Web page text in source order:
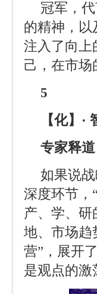
冠军，
的精神，以
注入了向上
己，在市场
5
【化】·
专家释
如果说
深度环节，
产、学、
地、市场趋
营”，展开
是观点的激